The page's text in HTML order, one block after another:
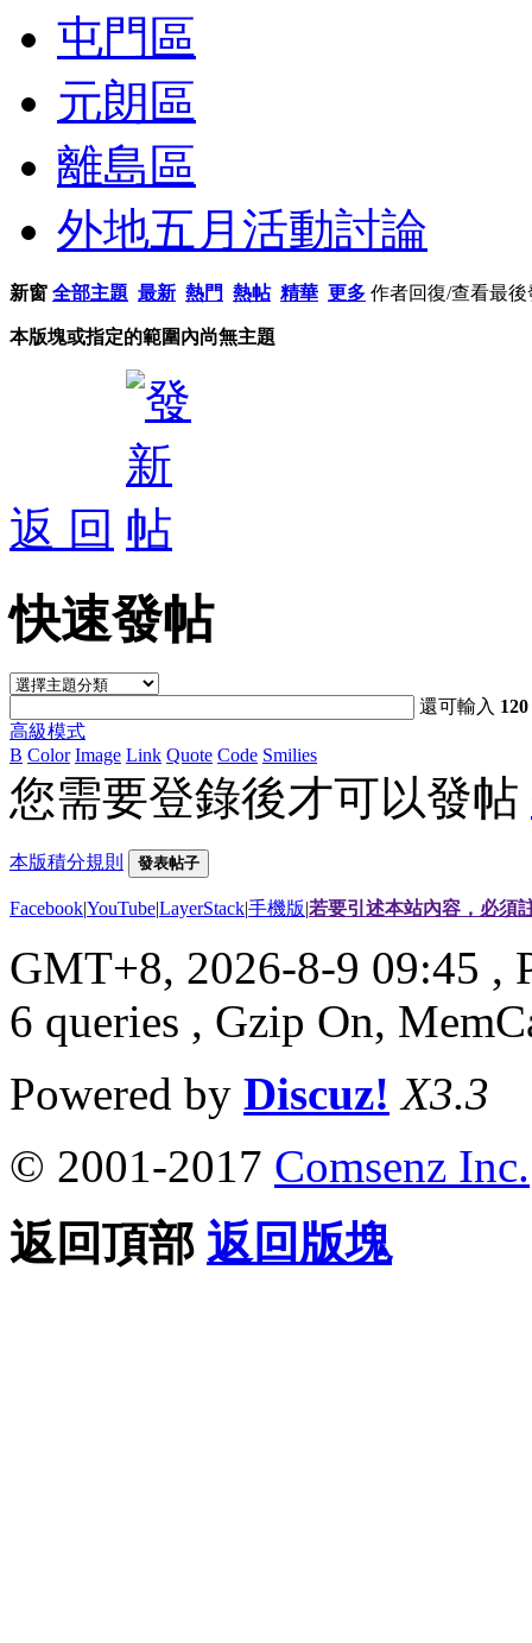
屯門區
元朗區
離島區
外地五月活動討論
新窗 全部主題 最新 熱門 熱帖 精華 更多 作者回復/查看最後
本版塊或指定的範圍內尚無主題
返 回
快速發帖
還可輸入 120
高級模式
B Color Image Link Quote Code Smilies
您需要登錄後才可以發帖
本版積分規則 發表帖子
Facebook|YouTube|LayerStack|手機版|若要引述本站內容，必須
GMT+8, 2026-8-9 09:45 ,
6 queries , Gzip On,
Powered by Discuz! X3.3
© 2001-2017 Comsenz Inc.
返回頂部 返回版塊